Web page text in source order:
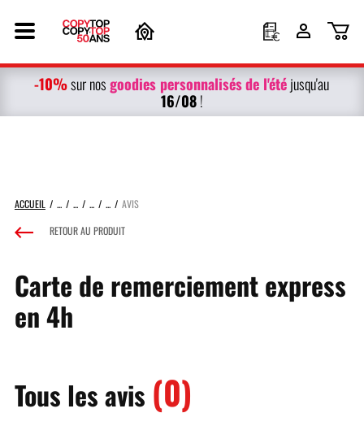
-10%sur nosgoodies personnalisésde l'étéjusqu'au
16/08!
ACCUEIL
AVIS
RETOUR AU PRODUIT
Carte de remerciement express
en 4h
Tous les avis (0)